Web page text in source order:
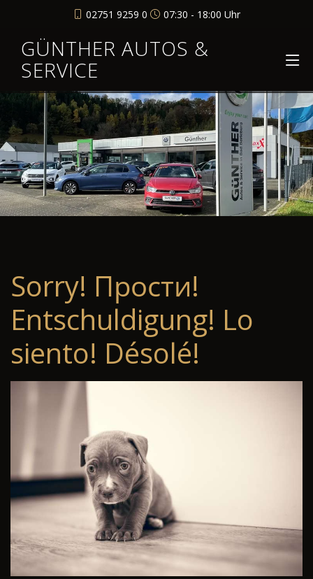
02751 9259 0 07:30 - 18:00 Uhr
GÜNTHER AUTOS &
SERVICE
Sorry! Прости!
Entschuldigung! Lo
siento! Désolé!